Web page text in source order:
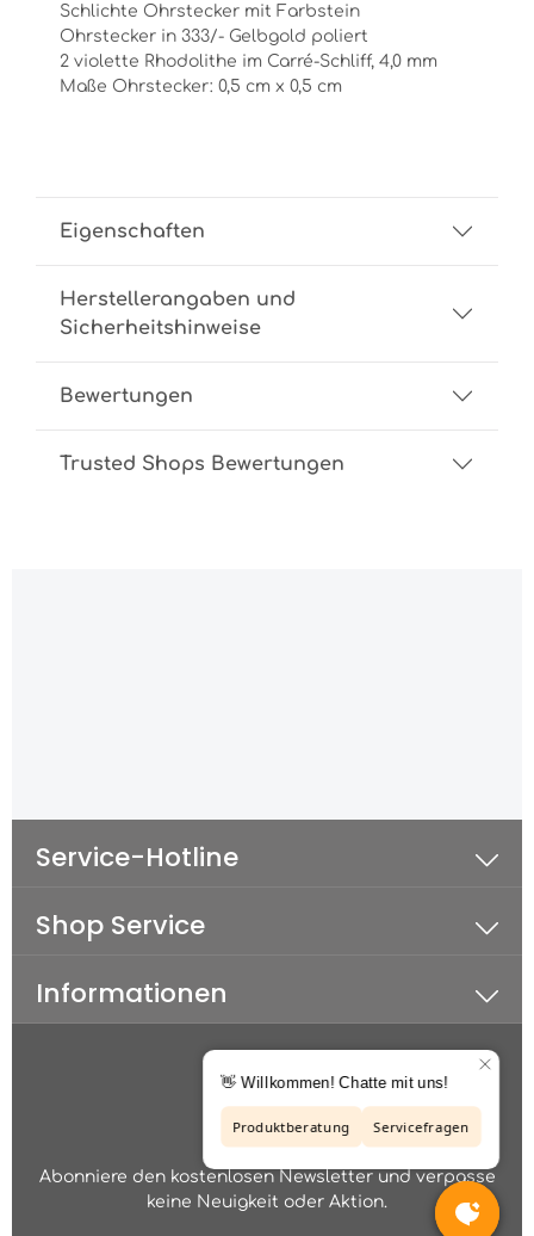
Schlichte Ohrstecker mit Farbstein
Ohrstecker in 333/- Gelbgold poliert
2 violette Rhodolithe im Carré-Schliff, 4,0 mm
Maße Ohrstecker: 0,5 cm x 0,5 cm
Eigenschaften
Herstellerangaben und
Sicherheitshinweise
Bewertungen
Trusted Shops Bewertungen
Abonniere den kostenlosen Newsletter und verpasse
keine Neuigkeit oder Aktion.
Service-Hotline
Shop Service
Informationen